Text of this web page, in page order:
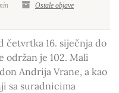
Ostale objave
četvrtka 16. siječnja do
održan je 102. Mali
Andrija Vrane, a kao
sa suradnicima